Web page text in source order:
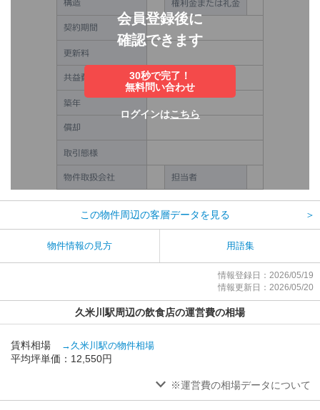
会員登録後に
確認できます
30秒で完了！
無料問い合わせ
ログインはこちら
この物件周辺の客層データを見る ＞
物件情報の見方 用語集
情報登録日：2026/05/19
情報更新日：2026/05/20
久米川駅周辺の飲食店の運営費の相場
賃料相場 →久米川駅の物件相場
平均坪単価：12,550円
※運営費の相場データについて